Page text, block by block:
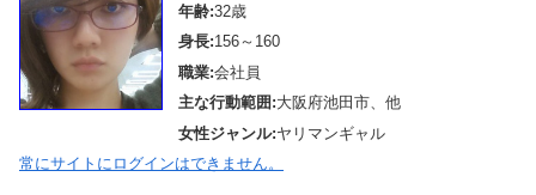
年齢:32歳
身長:156～160
職業:会社員
主な行動範囲:大阪府池田市、他
女性ジャンル:ヤリマンギャル
常にサイトにログインはできません。